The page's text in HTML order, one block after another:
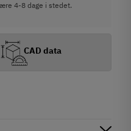
4-8 dage i stedet.
CAD data